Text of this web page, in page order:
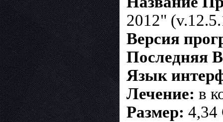
2012"
Версия
Последняя
Язык
Лечение: в
Размер: 4,34